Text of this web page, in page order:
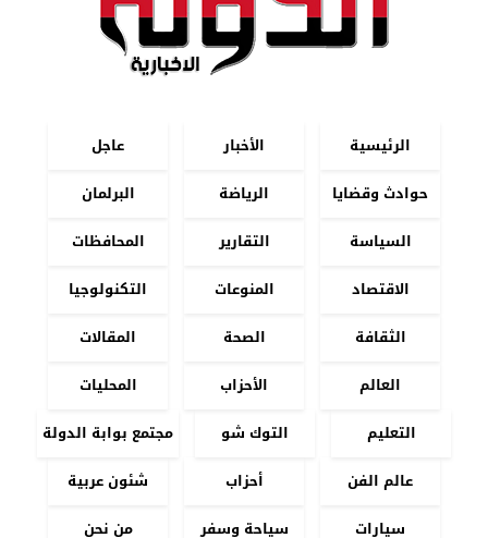
الرئيسية الأخبار
عاجل
حوادث وقضايا
الرياضة
البرلمان
السياسة
التقارير
المحافظات
الاقتصاد
المنوعات
التكنولوجيا
الثقافة
الصحة
المقالات
العالم
الأحزاب
المحليات
التعليم
التوك شو
مجتمع بوابة الدولة
عالم الفن
أحزاب
شئون عربية
سيارات
سياحة وسفر من نحن